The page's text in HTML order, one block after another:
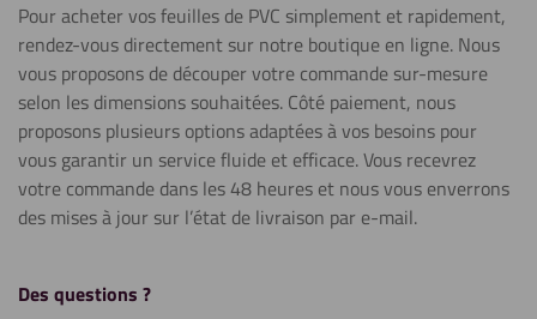
Pour acheter vos feuilles de PVC simplement et rapidement,
rendez-vous directement sur notre boutique en ligne. Nous
vous proposons de découper votre commande sur-mesure
selon les dimensions souhaitées. Côté paiement, nous
proposons plusieurs options adaptées à vos besoins pour
vous garantir un service fluide et efficace. Vous recevrez
votre commande dans les 48 heures et nous vous enverrons
des mises à jour sur l’état de livraison par e-mail.
Des questions ?